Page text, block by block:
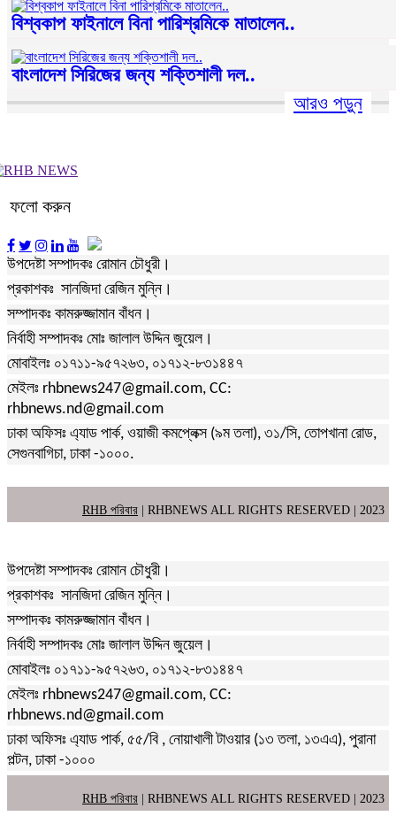
বিশ্বকাপ ফাইনালে বিনা পারিশ্রমিকে মাতালেন..
বাংলাদেশ সিরিজের জন্য শক্তিশালী দল..
আরও পড়ুন
ফলো করুন
উপদেষ্টা সম্পাদকঃ রোমান চৌধুরী।
প্রকাশকঃ সানজিদা রেজিন মুন্নি।
সম্পাদকঃ কামরুজ্জামান বাঁধন।
নির্বাহী সম্পাদকঃ মোঃ জালাল উদ্দিন জুয়েল।
মোবাইলঃ ০১৭১১-৯৫৭২৬৩, ০১৭১২-৮৩১৪৪৭
মেইলঃ rhbnews247@gmail.com, CC:
rhbnews.nd@gmail.com
ঢাকা অফিসঃ এ্যাড পার্ক, ওয়াজী কমপ্লেক্স (৯ম তলা), ৩১/সি, তোপখানা রোড,
সেগুনবাগিচা, ঢাকা -১০০০.
RHB পরিবার | RHBNEWS ALL RIGHTS RESERVED | 2023
উপদেষ্টা সম্পাদকঃ রোমান চৌধুরী।
প্রকাশকঃ সানজিদা রেজিন মুন্নি।
সম্পাদকঃ কামরুজ্জামান বাঁধন।
নির্বাহী সম্পাদকঃ মোঃ জালাল উদ্দিন জুয়েল।
মোবাইলঃ ০১৭১১-৯৫৭২৬৩, ০১৭১২-৮৩১৪৪৭
মেইলঃ rhbnews247@gmail.com, CC:
rhbnews.nd@gmail.com
ঢাকা অফিসঃ এ্যাড পার্ক, ৫৫/বি , নোয়াখালী টাওয়ার (১৩ তলা, ১৩এএ), পুরানা
পল্টন, ঢাকা -১০০০
RHB পরিবার | RHBNEWS ALL RIGHTS RESERVED | 2023